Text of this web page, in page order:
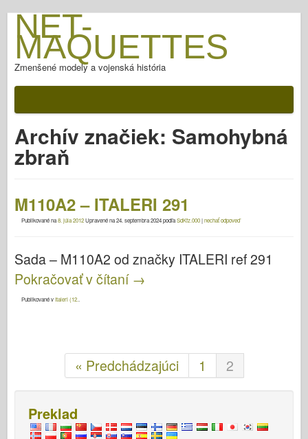
NET-
MAQUETTES
Zmenšené modely a vojenská história
Archív značiek: Samohybná
zbraň
M110A2 – ITALERI 291
Publikované na8. júla 2012Upravené na24. septembra 2024podľaSdKfz.000|nechať odpoveď
Sada – M110A2 od značky ITALERI ref 291
Pokračovať v čítaní →
Publikované vItaleri (12.
« Predchádzajúci 1 2
Preklad